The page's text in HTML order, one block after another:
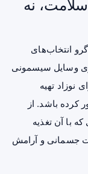
نه
انتخاب‌های
وسایل سیسمونی
نوزاد تهیه
کرده باشد. از
با آن تغذیه
جسمانی و آرامش